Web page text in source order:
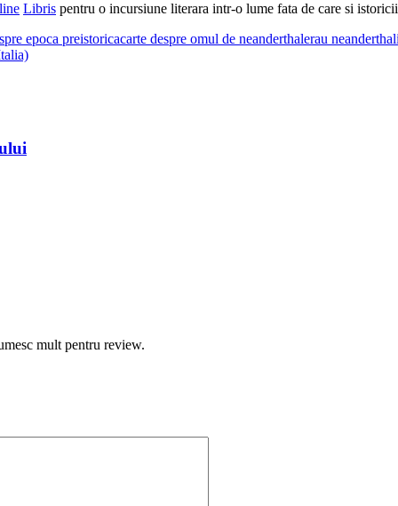
Libris pentru o incursiune literara intr-o lume fata de care si
epoca preistoricacarte despre omul de neanderthalerau
mult pentru review.